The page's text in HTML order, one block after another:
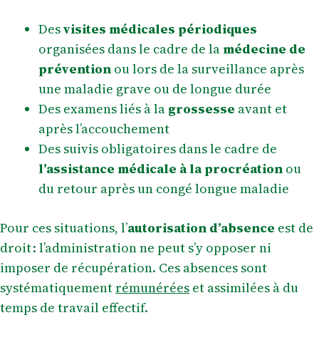
Desvisites médicales périodiques
organisées dans le cadre de lamédecine de
prévention ou lors de la surveillance après
une maladie grave ou de longue durée
Des examens liés à la grossesse avant et
après l’accouchement
Des suivis obligatoires dans le cadre de
l’assistance médicale à la procréation ou
du retour après un congé longue maladie
Pour ces situations, l’autorisation d’absence est de
droit : l’administration ne peut s’y opposer ni
imposer de récupération. Ces absences sont
systématiquement rémunérées et assimilées à du
temps de travail effectif.